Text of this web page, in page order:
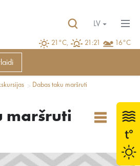
21°C, 21:21 16°C
LV
Dabas taku maršruti
maršruti